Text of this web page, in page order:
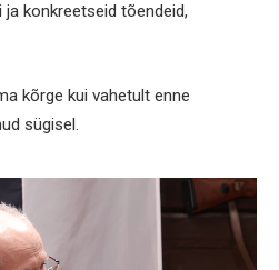
konkreetseid tõendeid,
kõrge kui vahetult enne
sügisel.